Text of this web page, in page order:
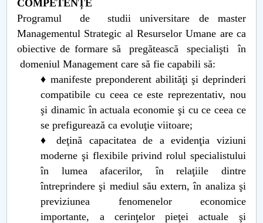
Parteneri CUP
Centrul de Consiliere și Orientare în Carieră
Chestionar angajabilitate ALUMNI – UPB
CAR2026
MENIU CANTINA
Planuri de învăţământ
COMPETENȚE
Programul de studii universitare de master
Managementul Strategic al Resurselor Umane are ca
obiective de formare să pregătească specialişti în
domeniul Management care să fie capabili să:
♦ manifeste preponderent abilităţi şi deprinderi
compatibile cu ceea ce este reprezentativ, nou
şi dinamic în actuala economie şi cu ce ceea ce
se prefigurează ca evoluţie viitoare;
♦ deţină capacitatea de a evidenţia viziuni
moderne şi flexibile privind rolul specialistului
în lumea afacerilor, în relaţiile dintre
întreprindere şi mediul său extern, în analiza şi
previziunea fenomenelor economice
importante, a cerinţelor pieţei actuale şi